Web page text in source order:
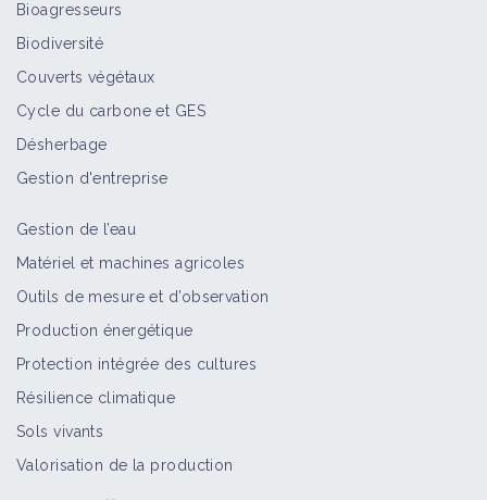
Bioagresseurs
Biodiversité
Couverts végétaux
Cycle du carbone et GES
Désherbage
Gestion d'entreprise
Gestion de l’eau
Matériel et machines agricoles
Outils de mesure et d’observation
Production énergétique
Protection intégrée des cultures
Résilience climatique
Sols vivants
Valorisation de la production